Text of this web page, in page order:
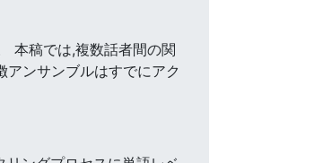
本稿では,複数話者間の関
ンサンブルはすでにアク